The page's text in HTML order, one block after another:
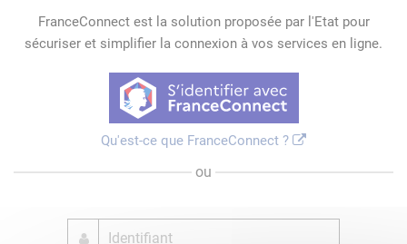
FranceConnect est la solution proposée par l'Etat pour
sécuriser et simplifier la connexion à vos services en ligne.
Qu'est-ce que FranceConnect ?
ou